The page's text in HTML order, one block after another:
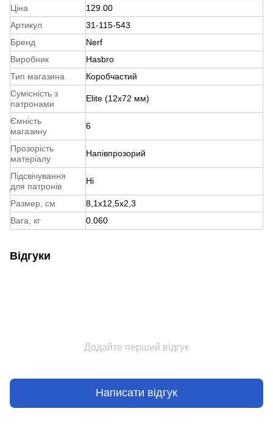
Ціна
129.00
Артикул
31-115-543
Бренд
Nerf
Виробник
Hasbro
Тип магазина
Коробчастий
Сумісність з
патронами
Elite (12x72 мм)
Ємність
магазину
6
Прозорість
матеріалу
Напівпрозорий
Підсвічування
для патронів
Ні
Размер, см
8,1x12,5x2,3
Вага, кг
0.060
Відгуки
Додайте перший відгук
Написати відгук